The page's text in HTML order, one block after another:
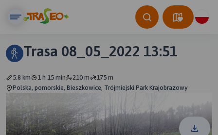
Trasa 08_05_2022 13:51
5.8 km 1 h 15 min 210 m
175 m
Polska, pomorskie, Bieszkowice, Trójmiejski Park Krajobrazowy